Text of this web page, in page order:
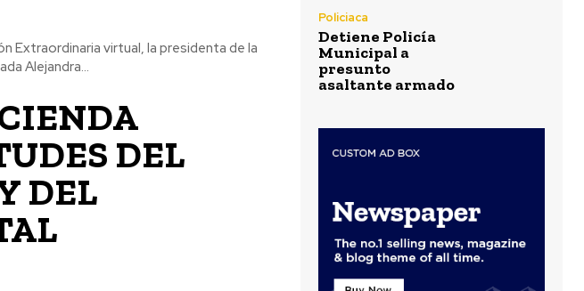
Extraordinaria virtual, la presidenta de la
Alejandra...
DEL
DEL
Policiaca
Detiene Policía
Municipal a
presunto
asaltante armado